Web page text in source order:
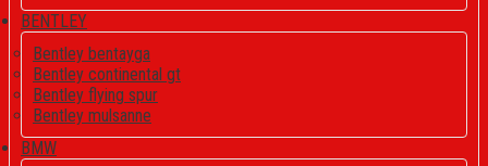
BENTLEY
Bentley bentayga
Bentley continental gt
Bentley flying spur
Bentley mulsanne
BMW